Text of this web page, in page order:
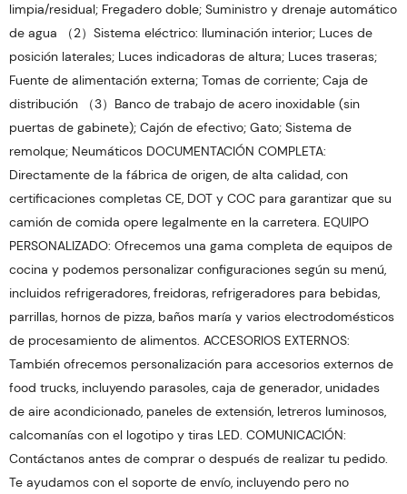
limpia/residual; Fregadero doble; Suministro y drenaje automático
de agua （2）Sistema eléctrico: Iluminación interior; Luces de
posición laterales; Luces indicadoras de altura; Luces traseras;
Fuente de alimentación externa; Tomas de corriente; Caja de
distribución （3）Banco de trabajo de acero inoxidable (sin
puertas de gabinete); Cajón de efectivo; Gato; Sistema de
remolque; Neumáticos DOCUMENTACIÓN COMPLETA:
Directamente de la fábrica de origen, de alta calidad, con
certificaciones completas CE, DOT y COC para garantizar que su
camión de comida opere legalmente en la carretera. EQUIPO
PERSONALIZADO: Ofrecemos una gama completa de equipos de
cocina y podemos personalizar configuraciones según su menú,
incluidos refrigeradores, freidoras, refrigeradores para bebidas,
parrillas, hornos de pizza, baños maría y varios electrodomésticos
de procesamiento de alimentos. ACCESORIOS EXTERNOS:
También ofrecemos personalización para accesorios externos de
food trucks, incluyendo parasoles, caja de generador, unidades
de aire acondicionado, paneles de extensión, letreros luminosos,
calcomanías con el logotipo y tiras LED. COMUNICACIÓN:
Contáctanos antes de comprar o después de realizar tu pedido.
Te ayudamos con el soporte de envío, incluyendo pero no